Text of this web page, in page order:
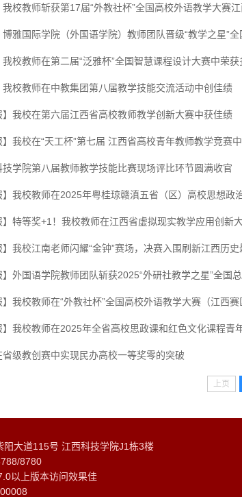
我校教师斩获第17届“外教社杯”全国高校外语教学大赛
雅国际学院（外国语学院）教师团队晋级“教学之星”全
我校教师在第二届“泛雅杯”全国智慧课程设计大赛中荣
我校教师在中教集团第八届教学技能交流活动中创佳绩
】我校在第六届江西省高校教师教学创新大赛中获佳绩
】我校在“天工杯”第七届 江西省高校青年教师教学竞赛
技学院第八届教师教学技能比赛现场评比环节圆满收官
】我校教师在2025年粤桂琼赣滇五省（区）高校思想政
】特等奖+1！我校教师在江西省虚拟现实教学应用创新
】我校江南老师闪耀“金钟”赛场，决赛入围刷新江西历史
】外国语学院教师团队斩获2025“外研社教学之星”全国
】我校教师在“外教社杯”全国高校外语教学大赛（江西
】我校教师在2025年全省高校思政课和红色文化课程青
省级教创赛中实现民办高校一等奖零的突破
上页
大道115号 江西科技学院J1栋3楼
8780
以上版本访问效果佳